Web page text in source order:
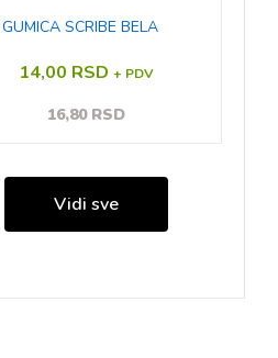
GUMICA SCRIBE BELA
14,00 RSD + PDV
16,80 RSD
Vidi sve